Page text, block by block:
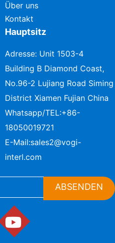
Über uns
Kontakt
Hauptsitz
Adresse: Unit 1503-4
Building B Diamond Coast,
No.96-2 Lujiang Road Siming
District Xiamen Fujian China
Whatsapp/TEL:+86-
18050019721
E-Mail:sales2@vogi-
interl.com
ABSENDEN